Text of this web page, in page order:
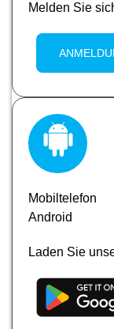
Melden Sie
Mobiltelefon
Android
Laden Sie